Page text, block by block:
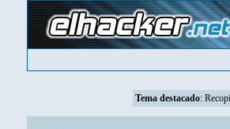
Tema destacado: